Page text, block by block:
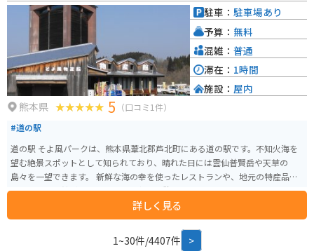
たまらない場所と言えるでしょう。 道の駅 阿蘇から見える阿蘇五岳や外輪山
は圧巻です。お土産には、阿蘇産の牛乳を使用したチーズやヨーグルト、あ
か牛の加工品などが人気です。
熊本県 5 （口コミ1件）
#道の駅
道の駅 そよ風パークは、熊本県葦北郡芦北町にある道の駅です。不知火海を
望む絶景スポットとして知られており、晴れた日には雲仙普賢岳や天草の
島々を一望できます。 新鮮な海の幸を使ったレストランや、地元の特産品を
販売する物産館があり、ドライブ中の休憩に最適です。特におすすめは、地
元産のデコポンを使ったソフトクリームです。濃厚な甘みと爽やかな酸味が
絶妙で、ここでしか味わえない絶品です。 バイクで訪れる場合、道の駅には
広々とした駐車場が完備されているので安心です。周辺には、海岸線沿いを
走る快適なツーリングコースも充実しており、バイクでの観光にもおすすめ
詳しく見る
駐車： 駐車場あり
予算： 無料
混雑： 普通
滞在： 1時間
施設： 屋内
1~30件/4407件 >